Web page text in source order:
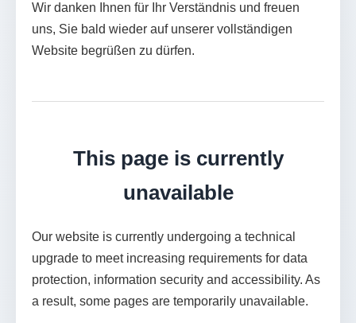
Wir danken Ihnen für Ihr Verständnis und freuen
uns, Sie bald wieder auf unserer vollständigen
Website begrüßen zu dürfen.
This page is currently
unavailable
Our website is currently undergoing a technical
upgrade to meet increasing requirements for data
protection, information security and accessibility. As
a result, some pages are temporarily unavailable.